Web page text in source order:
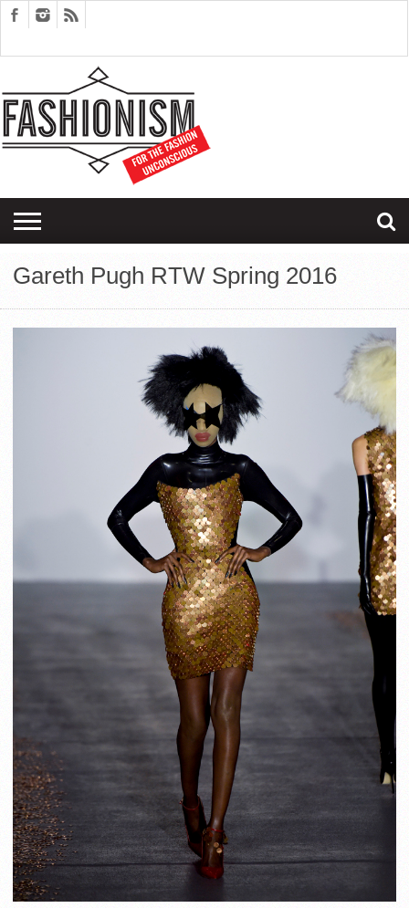
EDITORIALS
COUPLES
THERAPY
SARTORIAGRAM
Gareth Pugh RTW Spring 2016